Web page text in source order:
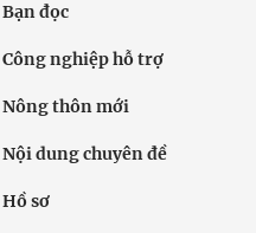
Bạn đọc
Công nghiệp hỗ trợ
Nông thôn mới
Nội dung chuyên đề
Hồ sơ